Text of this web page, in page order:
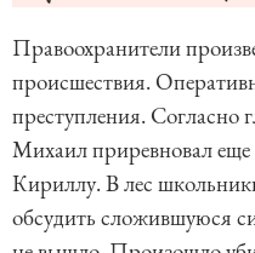
Правоохранители
происшествия.
преступления. Согласно
Михаил приревновал
Кириллу. В лес
обсудить сложившуюся